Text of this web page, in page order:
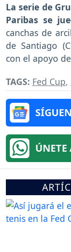
La serie de
Paribas se
canchas de
de Santiago
con el apoyo
TAGS: Fed Cup,